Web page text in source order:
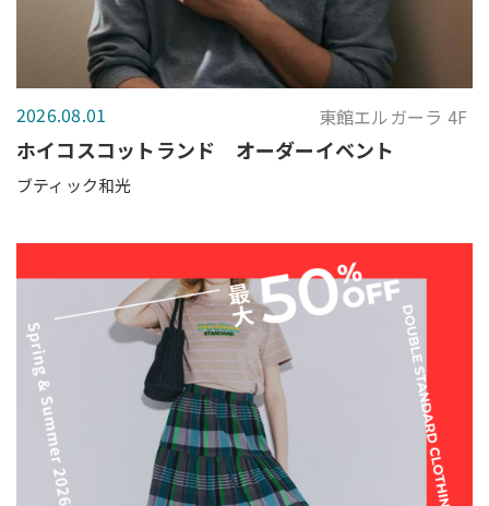
2026.08.01 東館エルガーラ 4F
ホイコスコットランド オーダーイベント
ブティック和光